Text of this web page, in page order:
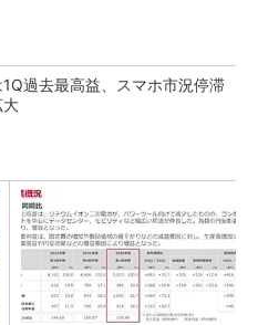
過去最高益、スマホ市況停滞
大